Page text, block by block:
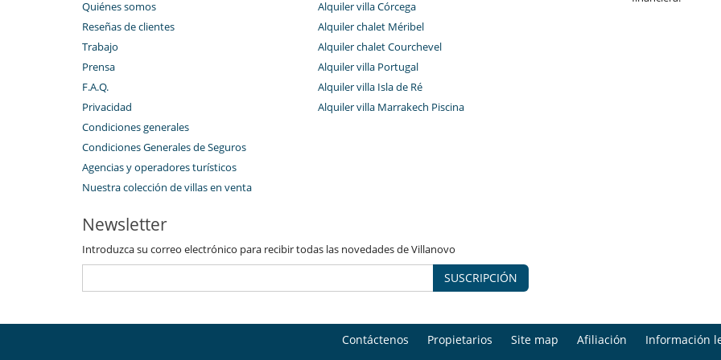
Quiénes somos
Reseñas de clientes
Trabajo
Prensa
F.A.Q.
Privacidad
Condiciones generales
Condiciones Generales de Seguros
Agencias y operadores turísticos
Nuestra colección de villas en venta
Alquiler villa Córcega
Alquiler chalet Méribel
Alquiler chalet Courchevel
Alquiler villa Portugal
Alquiler villa Isla de Ré
Alquiler villa Marrakech Piscina
Newsletter
Introduzca su correo electrónico para recibir todas las novedades de Villanovo
SUSCRIPCIÓN
Contáctenos Propietarios Site map Afiliación Información